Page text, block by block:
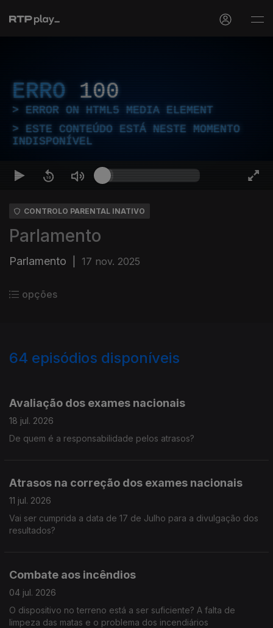
ERRO 100
ERROR ON HTML5 MEDIA ELEMENT
ESTE CONTEÚDO ESTÁ NESTE MOMENTO
INDISPONÍVEL
CONTROLO PARENTAL INATIVO
Parlamento
Parlamento 17 nov. 2025
opções
64 episódios disponíveis
Avaliação dos exames nacionais
18 jul. 2026
De quem é a responsabilidade pelos atrasos?
Atrasos na correção dos exames nacionais
11 jul. 2026
Vai ser cumprida a data de 17 de Julho para a divulgação dos
resultados?
Combate aos incêndios
04 jul. 2026
O dispositivo no terreno está a ser suficiente? A falta de
limpeza das matas e o problema dos incendiários